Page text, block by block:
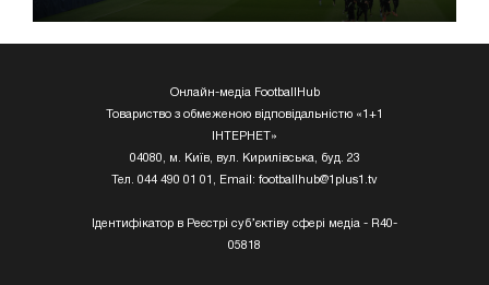
Онлайн-медіа FootballHub
Товариство з обмеженою відповідальністю «1+1
ІНТЕРНЕТ»
04080, м. Київ, вул. Кирилівська, буд. 23
Тел. 044 490 01 01, Email: footballhub@1plus1.tv
Ідентифікатор в Реєстрі суб’єктіву сфері медіа - R40-
05818